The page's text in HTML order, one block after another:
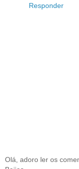
Responder
Olá, adoro ler os